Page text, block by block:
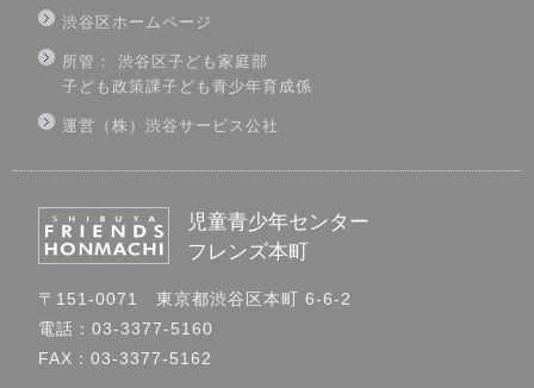
渋谷区ホームページ
所管： 渋谷区子ども家庭部
子ども政策課子ども青少年育成係
運営（株）渋谷サービス公社
児童青少年センター
フレンズ本町
〒151-0071 東京都渋谷区本町 6-6-2
電話：03-3377-5160
FAX：03-3377-5162